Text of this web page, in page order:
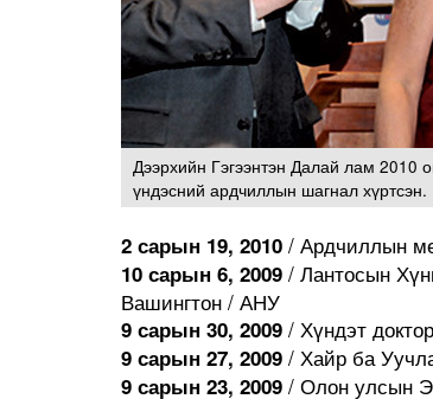
Дээрхийн Гэгээнтэн Далай лам
үндэсний ардчиллын шагнал хүртсэн.
2 сарын 19, 2010 / Ардчиллын
10 сарын 6, 2009 / Лантосын
Вашингтон / АНУ
9 сарын 30, 2009 / Хүндэт
9 сарын 27, 2009 / Хайр ба
9 сарын 23, 2009 / Олон улсын